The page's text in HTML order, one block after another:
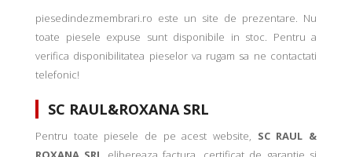
piesedindezmembrari.ro este un site de prezentare. Nu
toate piesele expuse sunt disponibile in stoc. Pentru a
verifica disponibilitatea pieselor va rugam sa ne contactati
telefonic!
SC RAUL&ROXANA SRL
Pentru toate piesele de pe acest website, SC RAUL &